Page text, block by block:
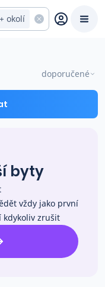
+ okolí
doporučené
byty
vždy jako první
kdykoliv zrušit